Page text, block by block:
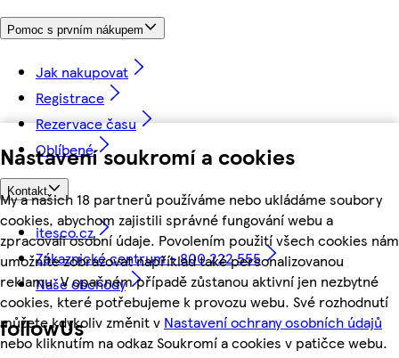
Nastavení soukromí a cookies
My a našich 18 partnerů používáme nebo ukládáme soubory
cookies, abychom zajistili správné fungování webu a
zpracovali osobní údaje. Povolením použití všech cookies nám
umožníte zobrazovat například také personalizovanou
reklamu. V opačném případě zůstanou aktivní jen nezbytné
cookies, které potřebujeme k provozu webu. Své rozhodnutí
můžete kdykoliv změnit v Nastavení ochrany osobních údajů
nebo kliknutím na odkaz Soukromí a cookies v patičce webu.
Pomoc s prvním nákupem
Jak nakupovat
Registrace
Rezervace času
Oblíbené
Kontakt
itesco.cz
Zákaznické centrum - 800 222 555
Naše obchody
followUs